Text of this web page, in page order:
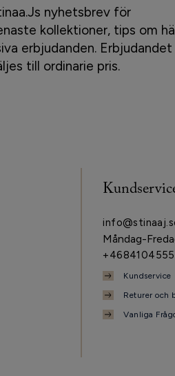
nyhetsbrev för
kollektioner, tips om
erbjudanden. Erbjudandet
till ordinarie pris.
Måndag-
Kundservice
Returer och
Vanliga